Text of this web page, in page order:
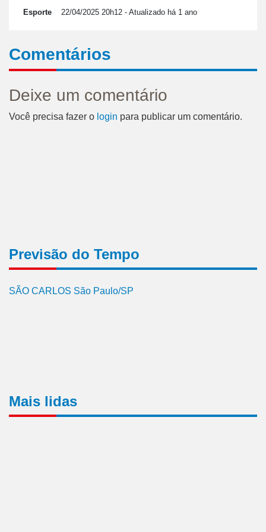
Esporte 22/04/2025 20h12 - Atualizado há 1 ano
Comentários
Deixe um comentário
Você precisa fazer o login para publicar um comentário.
Previsão do Tempo
SÃO CARLOS São Paulo/SP
Mais lidas